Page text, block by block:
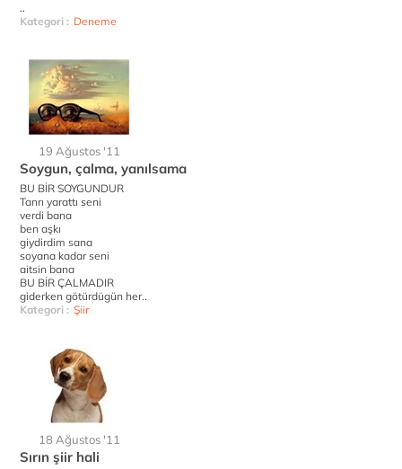
..
Kategori : Deneme
19 Ağustos '11
Soygun, çalma, yanılsama
BU BİR SOYGUNDUR
Tanrı yarattı seni
verdi bana
ben aşkı
giydirdim sana
soyana kadar seni
aitsin bana
BU BİR ÇALMADIR
giderken götürdügün her..
Kategori : Şiir
18 Ağustos '11
Sırın şiir hali